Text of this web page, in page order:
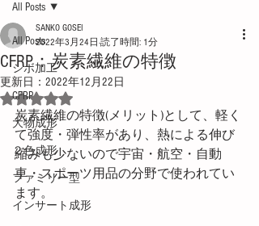
All Posts
シボ加工
CFRP
大物成形
２色成形
ファミリー型
インサート成形
All Posts
CFRP：炭素繊維の特徴
SANKO GOSEI
2022年3月24日 読了時間: 1分
更新日： 2022年12月22日
5つ星のうちNaNと評価されています。
炭素繊維の特徴(メリット)として、軽く
て強度・弾性率があり、熱による伸び
縮みも少ないので宇宙・航空・自動
車・スポーツ用品の分野で使われてい
ます。